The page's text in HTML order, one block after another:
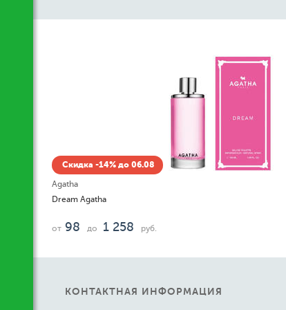
-14% до 06.08
руб.
КОНТАКТНАЯ ИНФОРМАЦИЯ